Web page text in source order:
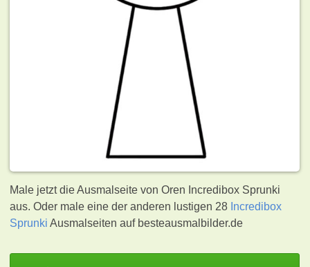
Male jetzt die Ausmalseite von Oren Incredibox Sprunki
aus. Oder male eine der anderen lustigen 28 Incredibox
Sprunki Ausmalseiten auf besteausmalbilder.de